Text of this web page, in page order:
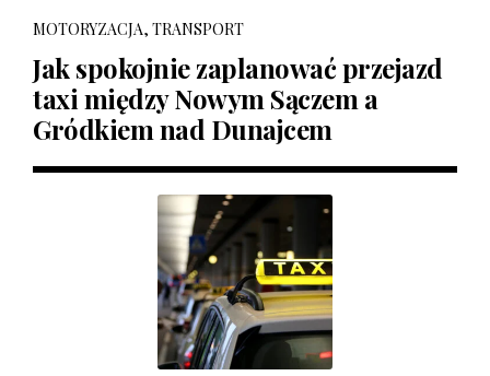
MOTORYZACJA, TRANSPORT
Jak spokojnie zaplanować przejazd
taxi między Nowym Sączem a
Gródkiem nad Dunajcem